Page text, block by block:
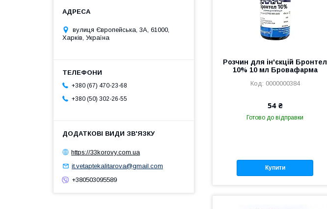
Розчин для ін'єкцій Бронтел
10% 10 мл Бровафарма
0000000384
54 ₴
Готово до відправки
Купити
вулиця Європейська, 3А, 61000,
Харків, Україна
+380 (67) 470-23-68
+380 (50) 302-26-55
https://33korovy.com.ua
it.vetaptekalitarova@gmail.com
+380503095589